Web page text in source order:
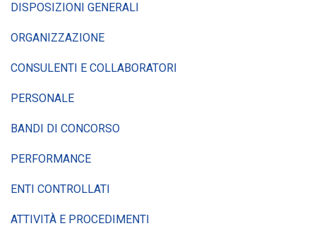
DISPOSIZIONI GENERALI
ORGANIZZAZIONE
CONSULENTI E COLLABORATORI
PERSONALE
BANDI DI CONCORSO
PERFORMANCE
ENTI CONTROLLATI
ATTIVITÀ E PROCEDIMENTI